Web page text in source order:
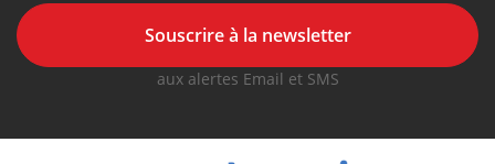
Souscrire à la newsletter
aux alertes Email et SMS